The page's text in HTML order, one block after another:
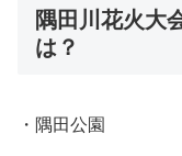
隅田川花火大
は？
・隅田公園